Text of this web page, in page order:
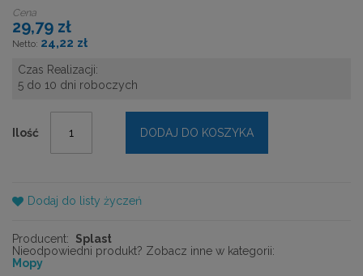
Cena
29,79 zł
24,22 zł
Czas Realizacji:
5 do 10 dni roboczych
Ilość DODAJ DO KOSZYKA
Dodaj do listy życzeń
Producent:
Splast
Nieodpowiedni produkt? Zobacz inne w kategorii:
Mopy